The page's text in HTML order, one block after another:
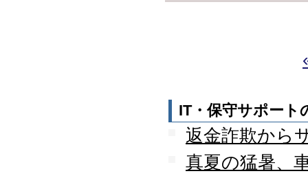
IT・保守サポート
返金詐欺から
真夏の猛暑、